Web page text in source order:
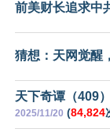
前美财长追求中
猜想：天网觉醒
天下奇谭（409
2025/11/20 (84,824